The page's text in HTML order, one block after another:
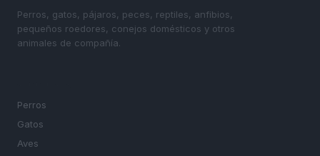
Perros, gatos, pájaros, peces, reptiles, anfibios,
pequeños roedores, conejos domésticos y otros
animales de compañía.
Perros
Gatos
Aves